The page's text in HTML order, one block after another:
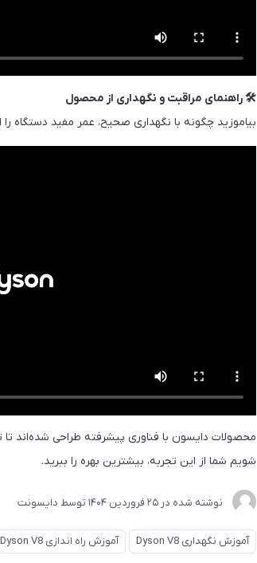
🛠️ راهنمای مراقبت و نگهداری از محصول
بیاموزید چگونه با نگهداری صحیح، عمر مفید دستگاه
محصولات دایسون با فناوری پیشرفته طراحی شده‌اند
شویم شما از این تجربه، بیشترین بهره را ببرید.
نوشته شده در 25 فروردین 1404 توسط دایسونت
آموزش نگهداری Dyson V8 آموزش راه اندازی Dyson V8